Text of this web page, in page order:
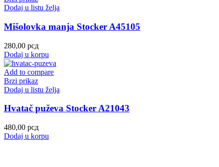
Dodaj u listu želja
Mišolovka manja Stocker A45105
280,00 рсд
Dodaj u korpu
Add to compare
Brzi prikaz
Dodaj u listu želja
Hvatač puževa Stocker A21043
480,00 рсд
Dodaj u korpu